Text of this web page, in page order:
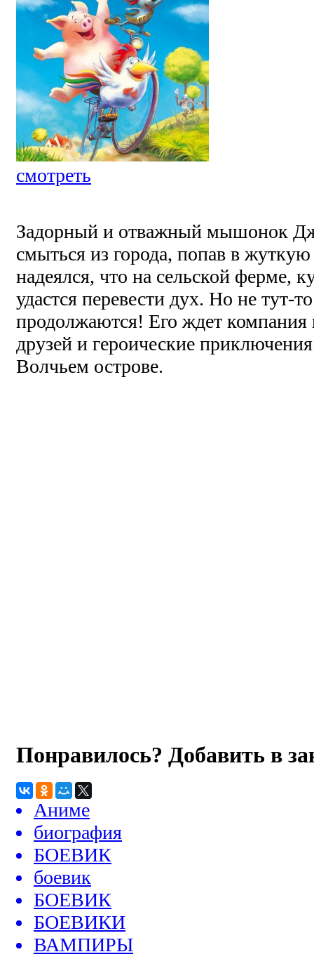
смотреть
Задорный и отважный мышонок
смыться из города, попав в
надеялся, что на сельской ферме,
удастся перевести дух. Но не тут-
продолжаются! Его ждет компания
друзей и героические
Волчьем острове.
Понравилось? Добавить в
Аниме
биография
БОЕВИК
боевик
БОЕВИК
БОЕВИКИ
ВАМПИРЫ